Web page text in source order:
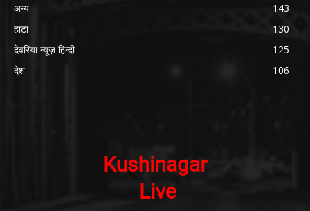
अन्य
143
हाटा
130
देवरिया न्यूज़ हिन्दी
125
देश
106